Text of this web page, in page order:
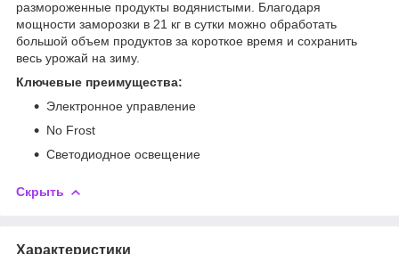
размороженные продукты водянистыми. Благодаря
мощности заморозки в 21 кг в сутки можно обработать
большой объем продуктов за короткое время и сохранить
весь урожай на зиму.
Ключевые преимущества:
Электронное управление
No Frost
Светодиодное освещение
Скрыть
Характеристики